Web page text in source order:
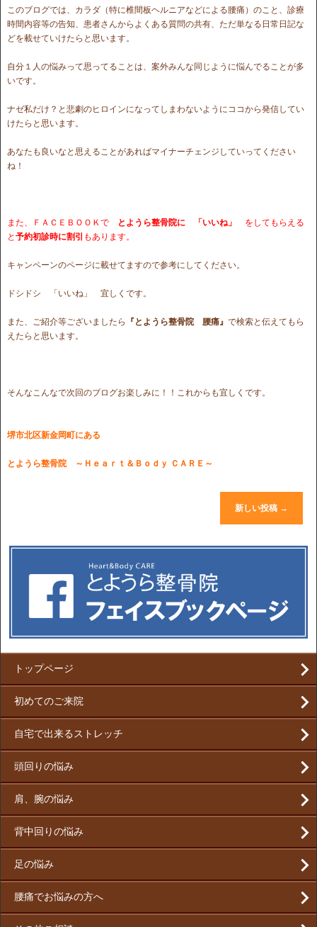
このブログでは、カラダ（特に椎間板ヘルニアなどによる腰痛）のこと、診療
時間内容等の告知、患者さんからよくある質問の共有、ただ単なる日常日記な
どを載せていけたらと思います。
自分１人の悩みって思ってることは、案外みんな同じように悩んでることが多
いです。
ナゼ私だけ？と悲劇のヒロインになってしまわないようにココから発信してい
けたらと思います。
あなたも良いなと思えることがあればマイナーチェンジしていってください
ね！
また、ＦＡＣＥＢＯＯＫで とようら整骨院に 「いいね」
をしてもらえる
と予約初診時に割引 もあります。
キャンペーンのページに載せてますので参考にしてください。
ドシドシ 「いいね」 宜しくです。
また、ご紹介等ございましたら 『とようら整骨院 腰痛』 で検索と伝えてもら
えたらと思います。
そんなこんなで次回のブログお楽しみに！！これからも宜しくです。
堺市北区新金岡町にある
とようら整骨院 ～Ｈｅａｒｔ＆Ｂｏｄｙ ＣＡＲＥ～
新しい投稿 →
トップページ
初めてのご来院
自宅で出来るストレッチ
頭回りの悩み
肩、腕の悩み
背中回りの悩み
足の悩み
腰痛でお悩みの方へ